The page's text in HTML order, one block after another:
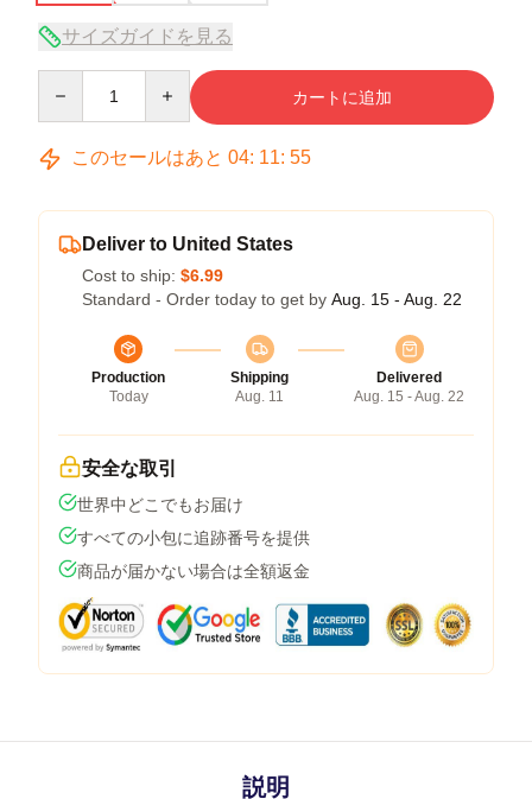
サイズガイドを見る
カートに追加
このセールはあと 04: 11: 54
Deliver to United States
Cost to ship: $6.99
Standard - Order today to get by Aug. 15 - Aug. 22
Production
Today
Shipping
Aug. 11
Delivered
Aug. 15 - Aug. 22
安全な取引
世界中どこでもお届け
すべての小包に追跡番号を提供
商品が届かない場合は全額返金
説明